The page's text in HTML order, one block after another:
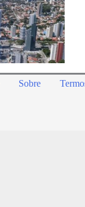
Sobre